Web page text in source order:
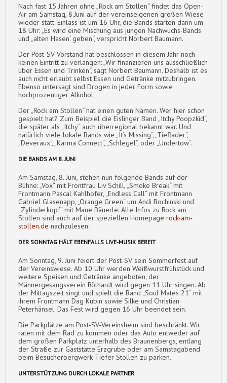
Nach fast 15 Jahren ohne „Rock am Stollen“ findet das Open-
Air am Samstag, 8.Juni auf der vereinseigenen großen Wiese
wieder statt. Einlass ist um 16 Uhr, die Bands starten dann um
18 Uhr: „Es wird eine Mischung aus jungen Nachwuchs-Bands
und „alten Hasen‘ geben“, verspricht Norbert Baumann.
Der Post-SV-Vorstand hat beschlossen in diesem Jahr noch
keinen Eintritt zu verlangen: „Wir finanzieren uns ausschließlich
über Essen und Trinken“, sagt Norbert Baumann. Deshalb ist es
auch nicht erlaubt selbst Essen und Getränke mitzubringen.
Ebenso untersagt sind Drogen in jeder Form sowie
hochprozentiger Alkohol.
Der „Rock am Stollen“ hat einen guten Namen. Wer hier schon
gespielt hat? Zum Beispiel die Eislinger Band „Itchy Poopzkid“,
die später als „Itchy“ auch überregional bekannt war. Und
natürlich viele lokale Bands wie „It’s Missing“, „Tieflader“,
„Deveraux“, „Karma Connect“, „Schlegel“, oder „Undertow“.
DIE BANDS AM 8. JUNI
Am Samstag, 8. Juni, stehen nun folgende Bands auf der
Bühne: „Vox“ mit Frontfrau Liv Schill, „Smoke Break“ mit
Frontmann Pascal Kahlhofer, „Endless Call“ mit Frontmann
Gabriel Glasenapp, „Orange Green“ um Andi Bochinski und
„Zylinderkopf“ mit Mane Bäuerle. Alle Infos zu Rock am
Stollen sind auch auf der speziellen Homepage rock-am-
stollen.de nachzulesen.
DER SONNTAG HÄLT EBENFALLS LIVE-MUSIK BEREIT
Am Sonntag, 9. Juni feiert der Post-SV sein Sommerfest auf
der Vereinswiese. Ab 10 Uhr werden Weißwurstfrühstück und
weitere Speisen und Getränke angeboten, der
Männergesangsverein Röthardt wird gegen 11 Uhr singen. Ab
der Mittagszeit singt und spielt die Band „Soul Mates 21“ mit
ihrem Frontmann Dag Kubin sowie Silke und Christian
Peterhänsel. Das Fest wird gegen 16 Uhr beendet sein.
Die Parkplätze am Post-SV-Vereinsheim sind beschränkt. Wir
raten mit dem Rad zu kommen oder das Auto entweder auf
dem großen Parkplatz unterhalb des Braunenbergs, entlang
der Straße zur Gaststätte Erzgrube oder am Samstagabend
beim Besucherbergwerk Tiefer Stollen zu parken.
UNTERSTÜTZUNG DURCH LOKALE PARTNER